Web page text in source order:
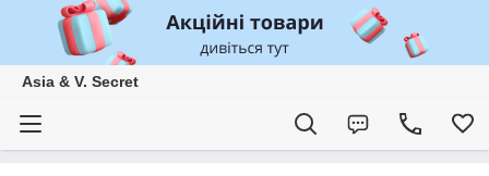
Asia & V. Secret